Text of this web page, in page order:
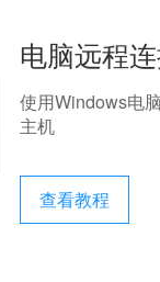
电脑远程连
使用Windows电
主机
查看教程